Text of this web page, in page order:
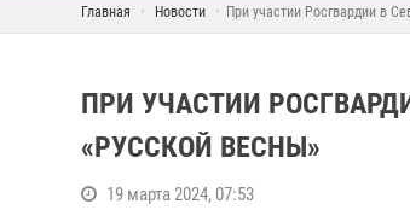
Главная Новости При участии Росгвардии в
ПРИ УЧАСТИИ
«РУССКОЙ ВЕСНЫ»
19 марта 2024, 07:53